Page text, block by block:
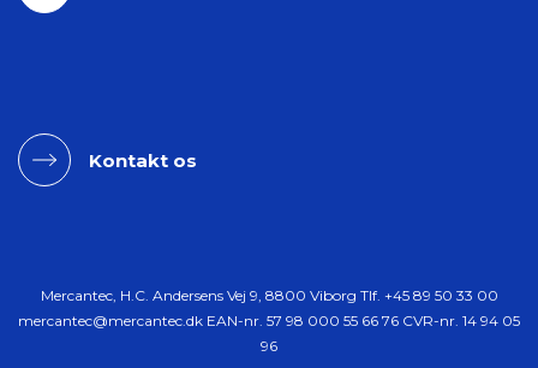
Kontakt os
Mercantec, H.C. Andersens Vej 9, 8800 Viborg Tlf. +45 89 50 33 00
mercantec@mercantec.dk EAN-nr. 57 98 000 55 66 76 CVR-nr. 14 94 05
96